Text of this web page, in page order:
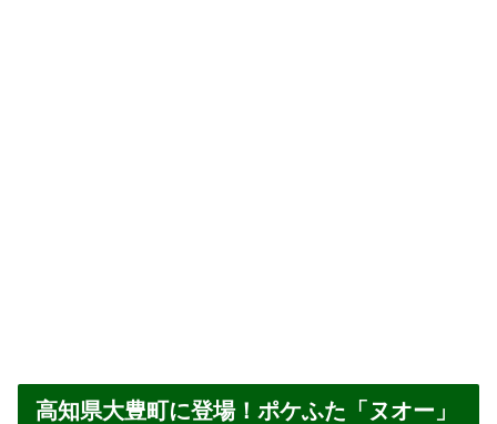
高知県大豊町に登場！ポケふた「ヌオー」